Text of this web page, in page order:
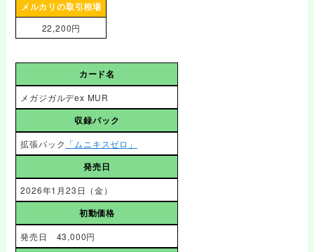
メルカリの取引相場
22,200円
カード名
メガジガルデex MUR
収録パック
拡張パック 「ムニキスゼロ」
発売日
2026年1月23日（金）
初動価格
発売日 43,000円